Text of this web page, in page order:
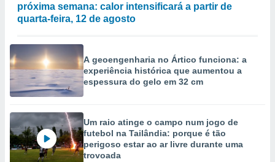
próxima semana: calor intensificará a partir de
quarta-feira, 12 de agosto
A geoengenharia no Ártico funciona: a
experiência histórica que aumentou a
espessura do gelo em 32 cm
Um raio atinge o campo num jogo de
futebol na Tailândia: porque é tão
perigoso estar ao ar livre durante uma
trovoada